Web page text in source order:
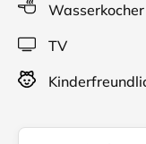
Wasserkocher
TV